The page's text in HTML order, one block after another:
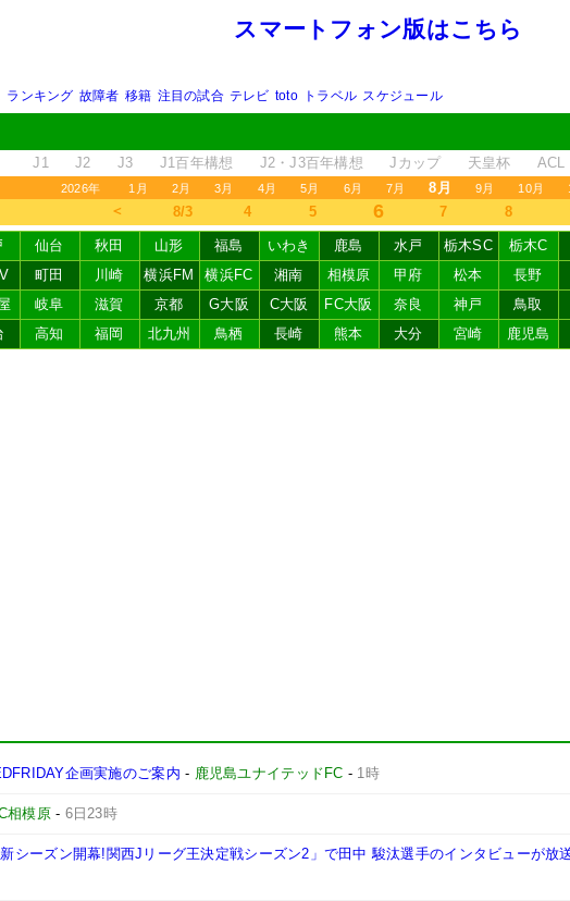
スマートフォン版はこちら
ランキング 故障者 移籍 注目の試合 テレビ toto トラベル スケジュール
J1 J2 J3 J1百年構想 J2・J3百年構想 Jカップ 天皇杯 ACL
2026年 1月 2月 3月 4月 5月 6月 7月 8月 9月 10月
＜ 8/3 4 5 6 7 8
仙台 秋田 山形 福島 いわき 鹿島 水戸 栃木SC 栃木C
町田 川崎 横浜FM 横浜FC 湘南 相模原 甲府 松本 長野
岐阜 滋賀 京都 G大阪 C大阪 FC大阪 奈良 神戸 鳥取
高知 福岡 北九州 鳥栖 長崎 熊本 大分 宮崎 鹿児島
企画実施のご案内 - 鹿児島ユナイテッドFC - 1時
相模原- 6日23時
シーズン開幕!関西Jリーグ王決定戦シーズン2」で田中 駿汰選手のインタビューが放